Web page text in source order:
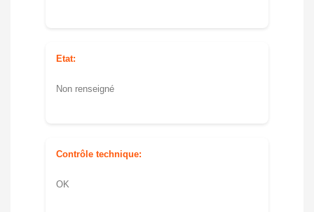
Etat:
Non renseigné
Contrôle technique:
OK